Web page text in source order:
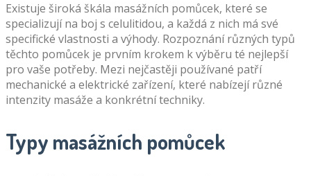
Existuje široká škála masážních pomůcek, které se
specializují na boj s celulitidou, a každá z nich má své
specifické vlastnosti a výhody. Rozpoznání různých typů
těchto pomůcek je prvním krokem k výběru té nejlepší
pro vaše potřeby. Mezi nejčastěji používané patří
mechanické a elektrické zařízení, které nabízejí různé
intenzity masáže a konkrétní techniky.
Typy masážních pomůcek